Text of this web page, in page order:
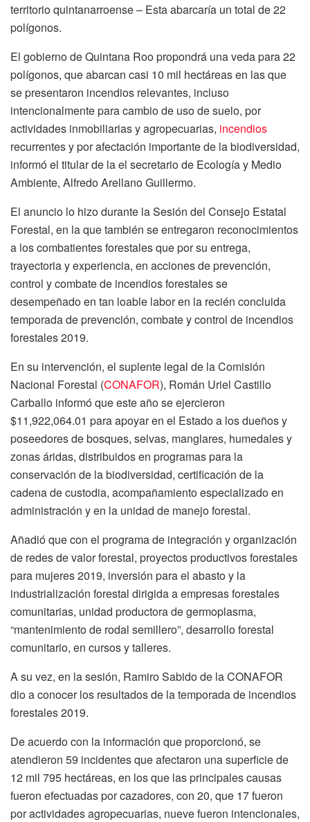
territorio quintanarroense – Esta abarcaría un total de 22
polígonos.
El gobierno de Quintana Roo propondrá una veda para 22
polígonos, que abarcan casi 10 mil hectáreas en las que
se presentaron incendios relevantes, incluso
intencionalmente para cambio de uso de suelo, por
actividades inmobiliarias y agropecuarias, incendios
recurrentes y por afectación importante de la biodiversidad,
informó el titular de la el secretario de Ecología y Medio
Ambiente, Alfredo Arellano Guillermo.
El anuncio lo hizo durante la Sesión del Consejo Estatal
Forestal, en la que también se entregaron reconocimientos
a los combatientes forestales que por su entrega,
trayectoria y experiencia, en acciones de prevención,
control y combate de incendios forestales se
desempeñado en tan loable labor en la recién concluida
temporada de prevención, combate y control de incendios
forestales 2019.
En su intervención, el suplente legal de la Comisión
Nacional Forestal (CONAFOR), Román Uriel Castillo
Carballo informó que este año se ejercieron
$11,922,064.01 para apoyar en el Estado a los dueños y
poseedores de bosques, selvas, manglares, humedales y
zonas áridas, distribuidos en programas para la
conservación de la biodiversidad, certificación de la
cadena de custodia, acompañamiento especializado en
administración y en la unidad de manejo forestal.
Añadió que con el programa de integración y organización
de redes de valor forestal, proyectos productivos forestales
para mujeres 2019, inversión para el abasto y la
industrialización forestal dirigida a empresas forestales
comunitarias, unidad productora de germoplasma,
“mantenimiento de rodal semillero”, desarrollo forestal
comunitario, en cursos y talleres.
A su vez, en la sesión, Ramiro Sabido de la CONAFOR
dio a conocer los resultados de la temporada de incendios
forestales 2019.
De acuerdo con la información que proporcionó, se
atendieron 59 incidentes que afectaron una superficie de
12 mil 795 hectáreas, en los que las principales causas
fueron efectuadas por cazadores, con 20, que 17 fueron
por actividades agropecuarias, nueve fueron intencionales,